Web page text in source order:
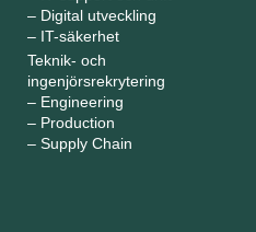
– Digital utveckling
– IT-säkerhet
Teknik- och
ingenjörsrekrytering
– Engineering
– Production
– Supply Chain